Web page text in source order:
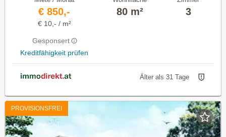
€ 850,-
€ 10,- / m²
Gesponsert
Kreditfähigkeit prüfen
80 m² 3
Älter als 31 Tage
PROVISIONSFREI